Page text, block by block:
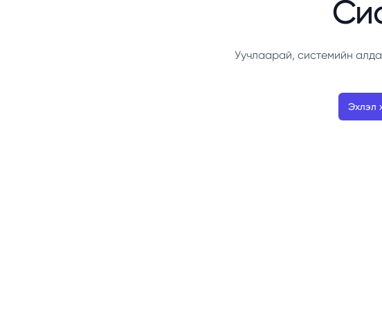
Уучлаарай, системийн
Эхлэл